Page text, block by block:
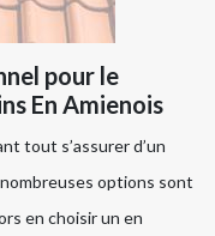
pour le
En Amienois
tout s’assurer d’un
options sont
en choisir un en